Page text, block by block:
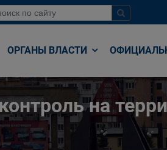
ОРГАНЫ ВЛАСТИ
на